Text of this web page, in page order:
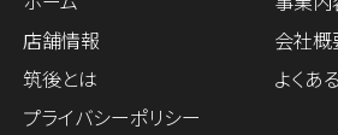
店舗情報
会社概
筑後とは
よくあ
プライバシーポリシー